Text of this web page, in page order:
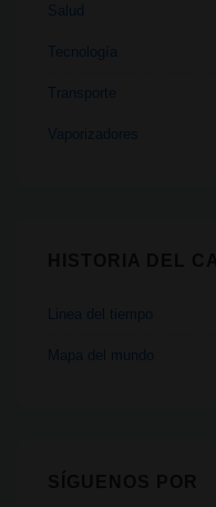
Salud
Tecnología
Transporte
Vaporizadores
Linea del tiempo
Mapa del mundo